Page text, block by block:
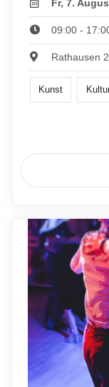
Fr, 7.
09:00 -
Rathausen
Kunst